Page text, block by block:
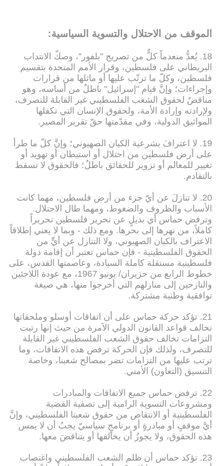
الموقف من الاحتلال والتسوية السياسية:
18. يُعدُّ منعدماً كلٌّ من تصريح "بلفور"، وصكّ الانتداب
البريطاني على فلسطين، وقرار الأمم المتحدة بتقسيم
فلسطين، وكلّ ما ترتّب عليها أو ماثلها من قرارات
وإجراءات؛ وإنَّ قيام "إسرائيل" باطلٌ من أساسه، وهو
مناقضٌ لحقوق الشعب الفلسطيني غير القابلة للتصرف،
ولإرادته وإرادة الأمة، ولحقوق الإنسان التي تكفلها
المواثيق الدولية، وفي مقدّمتها حقّ تقرير المصير.
19. لا اعترافَ بشرعية الكيان الصهيوني؛ وإنَّ كلّ ما طرأ
على أرض فلسطين من احتلال أو استيطان أو تهويد أو
تغيير للمعالم أو تزوير للحقائق باطلٌ؛ فالحقوق لا تسقط
بالتقادم.
20. لا تنازلَ عن أيّ جزء من أرض فلسطين، مهما كانت
الأسباب والظروف والضغوط، ومهما طال الاحتلال.
وترفض حماس أي بديلٍ عن تحرير فلسطين تحريراً
كاملاً، من نهرها إلى بحرها. ومع ذلك - وبما لا يعني إطلاقاً
الاعتراف بالكيان الصهيوني، ولا التنازل عن أيٍّ من
الحقوق الفلسطينية - فإن حماس تعتبر أن إقامة دولة
فلسطينية مستقلة كاملة السيادة، وعاصمتها القدس، على
خطوط الرابع من حزيران/ يونيو 1967، مع عودة اللاجئين
والنازحين إلى منازلهم التي أخرجوا منها، هي صيغة
توافقية وطنية مشتركة.
21. تؤكد حركة حماس على أن اتفاقات أوسلو وملحقاتها
تخالف قواعد القانون الدولي الآمرة من حيث إنها رتبت
التزامات تخالف حقوق الشعب الفلسطيني غير القابلة
للتصرف، ولذلك فإن الحركة ترفض هذه الاتفاقات، وما
ترتب عليها من التزامات تضر بمصالح شعبنا، وخاصة
التنسيق (التعاون) الأمني.
22. ترفض حماس جميع الاتفاقات والمبادرات
ومشروعات التسوية الرامية إلى تصفية القضية
الفلسطينية أو الانتقاص من حقوق شعبنا الفلسطيني، وإنَّ
أيَّ موقفٍ أو مبادرةٍ أو برنامجٍ سياسيّ يجبُ أن لا يمس
هذه الحقوق، ولا يجوزُ أن يخالفها أو يتناقضَ معها.
23. تؤكد حماس أن ظلم الشعب الفلسطيني واغتصاب